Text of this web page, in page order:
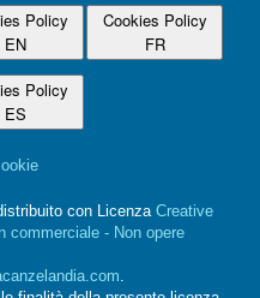
Policy
EN
Cookies Policy
FR
Policy
ES
con Licenza Creative
commerciale - Non opere
.